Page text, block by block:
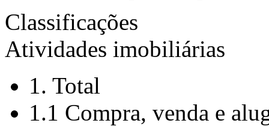
Classificações
Atividades imobiliárias
1. Total
1.1 Compra, venda e